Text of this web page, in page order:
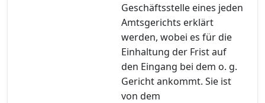
Geschäftsstelle eines jeden
Amtsgerichts erklärt
werden, wobei es für die
Einhaltung der Frist auf
den Eingang bei dem o. g.
Gericht ankommt. Sie ist
von dem